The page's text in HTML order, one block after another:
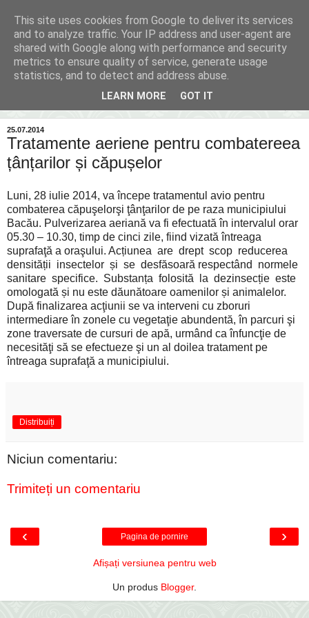
Inima Bacăului
Din inima Bacăului...spre inima ta...
25.07.2014
Tratamente aeriene pentru combatereea
țânțarilor și căpușelor
Luni, 28 iulie 2014, va începe tratamentul avio pentru
combaterea căpuşelorşi ţânţarilor de pe raza municipiului
Bacău. Pulverizarea aeriană va fi efectuată în intervalul orar
05.30 – 10.30, timp de cinci zile, fiind vizată întreaga
suprafaţă a oraşului. Acțiunea are drept scop reducerea
densității insectelor și se desfăsoară respectând normele
sanitare specifice. Substanța folosită la dezinsecție este
omologată și nu este dăunătoare oamenilor și animalelor.
După finalizarea acţiunii se va interveni cu zboruri
intermediare în zonele cu vegetaţie abundentă, în parcuri şi
zone traversate de cursuri de apă, urmând ca înfuncţie de
necesităţi să se efectueze şi un al doilea tratament pe
întreaga suprafaţă a municipiului.
Distribuiți
Niciun comentariu:
Trimiteți un comentariu
‹ ›
Pagina de pornire
Afișați versiunea pentru web
Un produs Blogger.
This site uses cookies from Google to deliver its services
and to analyze traffic. Your IP address and user-agent are
shared with Google along with performance and security
metrics to ensure quality of service, generate usage
statistics, and to detect and address abuse.
LEARN MORE GOT IT